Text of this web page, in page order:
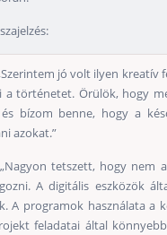
jó volt ilyen kreatív
a történetet. Örülök, hogy
bízom benne, hogy a
azokat.”
tetszett, hogy nem
A digitális eszközök
A programok használata a
feladatai által